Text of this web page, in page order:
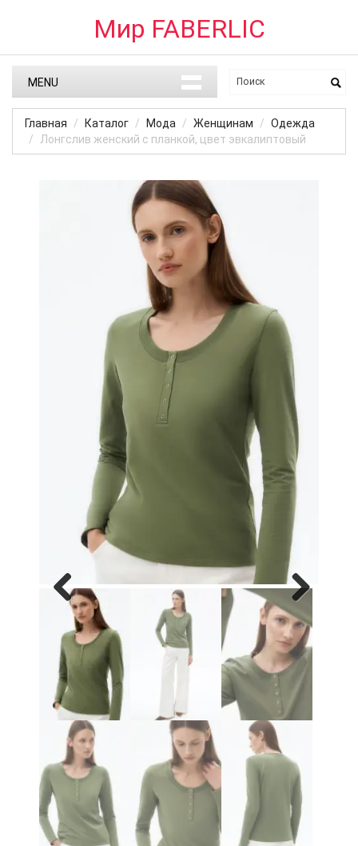
Мир FABERLIC
MENU
Главная Каталог Мода Женщинам
Одежда
Лонгслив женский с планкой, цвет эвкалиптовый